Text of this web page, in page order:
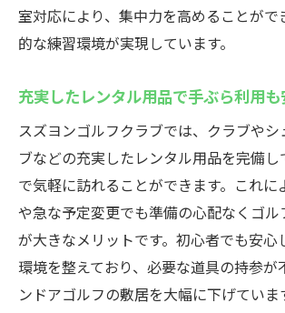
室対応により、集中力を高めることがで
的な練習環境が実現しています。
充実したレンタル用品で手ぶら利用
スズヨンゴルフクラブでは、クラブやシ
ブなどの充実したレンタル用品を完備し
で気軽に訪れることができます。これに
や急な予定変更でも準備の心配なくゴル
が大きなメリットです。初心者でも安心
環境を整えており、必要な道具の持参が
ンドアゴルフの敷居を大幅に下げていま